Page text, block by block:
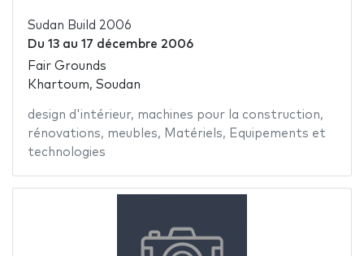
Sudan Build 2006
Du 13au 17 décembre 2006
Fair Grounds
Khartoum, Soudan
design d'intérieur, machines pour la construction,
rénovations, meubles, Matériels, Equipements et
technologies